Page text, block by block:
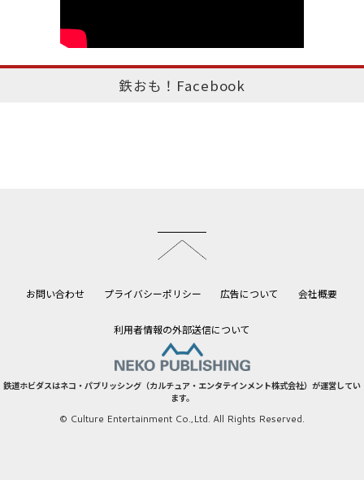
鉄おも！Facebook
お問い合わせ プライバシーポリシー 広告について 会社概要
利用者情報の外部送信について
鉄道ホビダスはネコ・パブリッシング（カルチュア・エンタテインメント株式会社）が運営してい
ます。
© Culture Entertainment Co.,Ltd. All Rights Reserved.